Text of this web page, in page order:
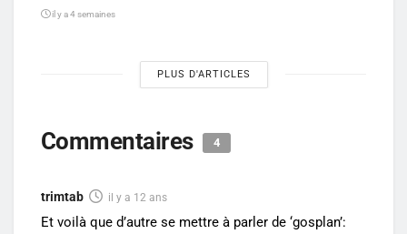
il y a 4 semaines
PLUS D'ARTICLES
Commentaires 4
trimtab il y a 12 ans
Et voilà que d’autre se mettre à parler de ‘gosplan’: